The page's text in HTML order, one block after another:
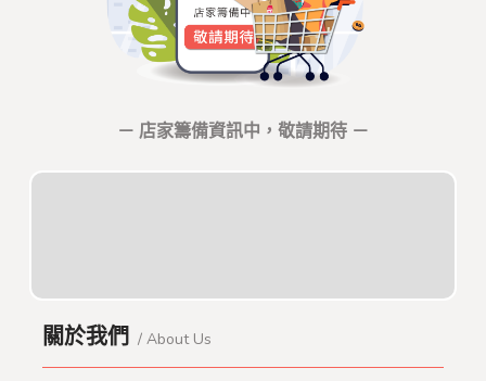
－ 店家籌備資訊中，敬請期待 －
關於我們 / About Us